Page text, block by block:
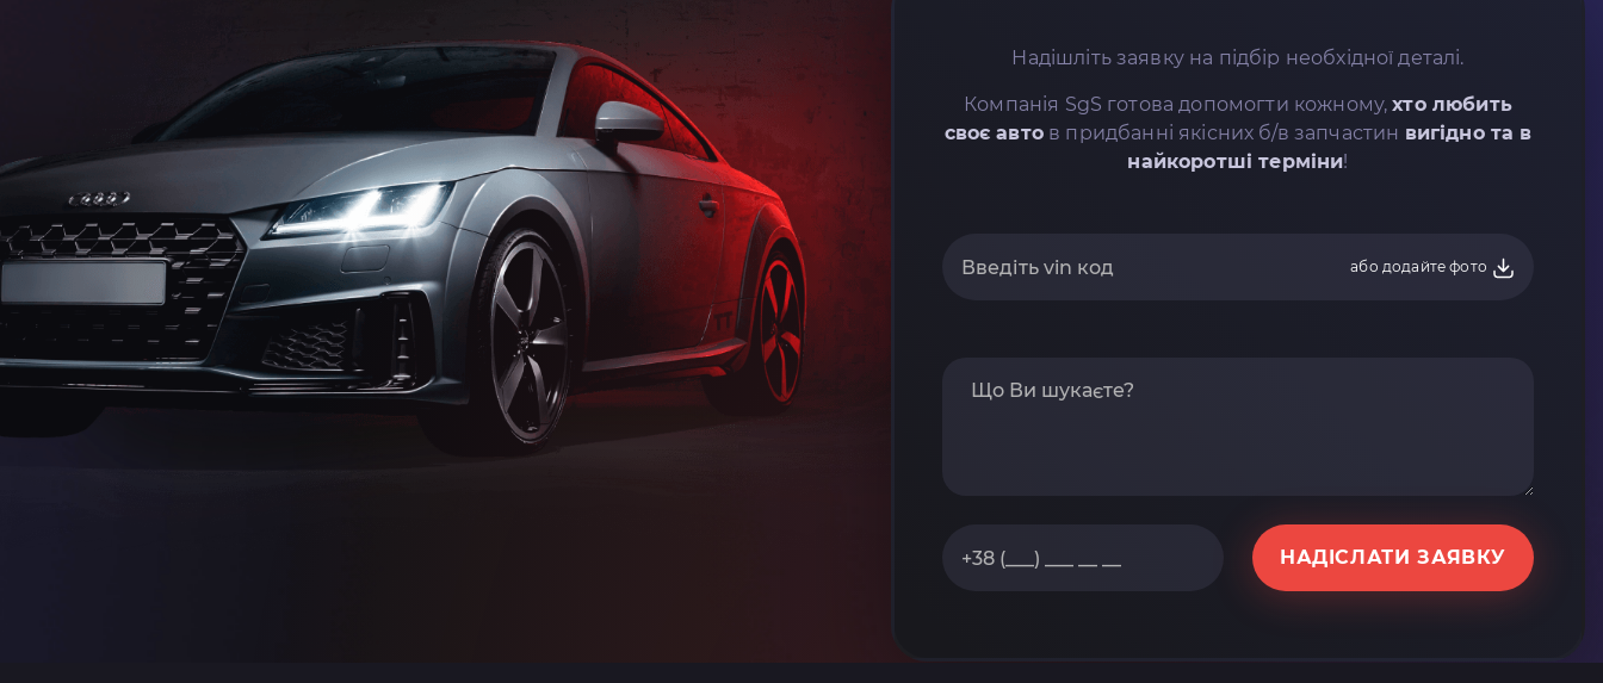
Надішліть заявку на підбір необхідної деталі.
Компанія SgS готова допомогти кожному,хто любить
своє автов придбанні якісних б/в запчастин вигідно та в
найкоротші терміни!
або додайте фото
НАДІСЛАТИ ЗАЯВКУ